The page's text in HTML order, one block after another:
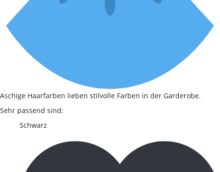
Aschige Haarfarben lieben stilvolle Farben in der Garderobe.
Sehr passend sind:
Schwarz